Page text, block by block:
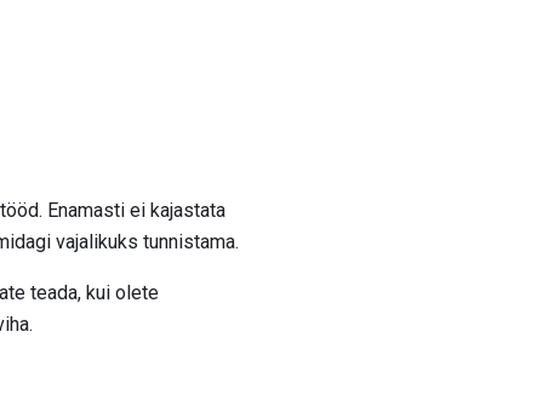
Enamasti ei kajastata
vajalikuks tunnistama.
teada, kui olete